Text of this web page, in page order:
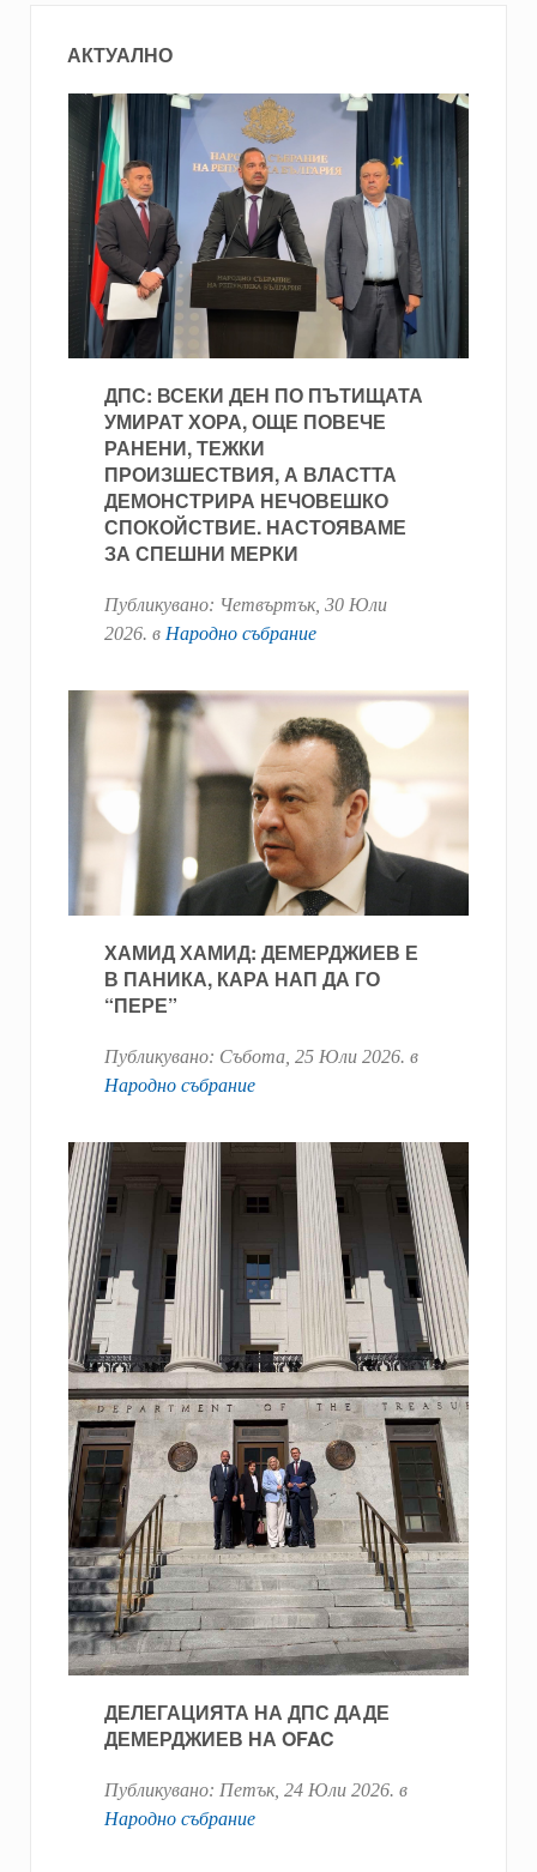
АКТУАЛНО
ДПС: ВСЕКИ ДЕН ПО ПЪТИЩАТА
УМИРАТ ХОРА, ОЩЕ ПОВЕЧЕ
РАНЕНИ, ТЕЖКИ
ПРОИЗШЕСТВИЯ, А ВЛАСТТА
ДЕМОНСТРИРА НЕЧОВЕШКО
СПОКОЙСТВИЕ. НАСТОЯВАМЕ
ЗА СПЕШНИ МЕРКИ
Публикувано: Четвъртък, 30 Юли
2026. в Народно събрание
ХАМИД ХАМИД: ДЕМЕРДЖИЕВ Е
В ПАНИКА, КАРА НАП ДА ГО
“ПЕРЕ”
Публикувано: Събота, 25 Юли 2026. в
Народно събрание
ДЕЛЕГАЦИЯТА НА ДПС ДАДЕ
ДЕМЕРДЖИЕВ НА OFAC
Публикувано: Петък, 24 Юли 2026. в
Народно събрание